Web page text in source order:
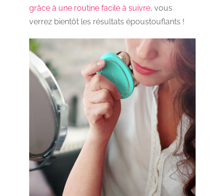
grâce à une routine facile à suivre, vous
verrez bientôt les résultats époustouflants !